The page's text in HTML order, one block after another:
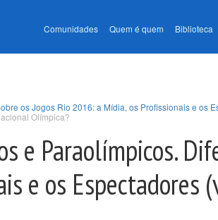
Comunidades Quem é quem Biblioteca
os Jogos Rio 2016: a Mídia, os Profissionais e os
Olímpica?
e Paraolímpicos.
e os Espectadores